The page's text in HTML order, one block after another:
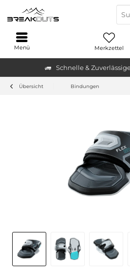
Schnelle &
Merkzettel
Menü
Übersicht Bindungen